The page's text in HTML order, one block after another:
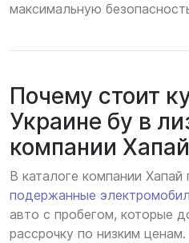
максимальную
Почему стоит
Украине бу в
компании Хапай
В каталоге компании Хапай
подержанные
авто с пробегом, которые
рассрочку по низким